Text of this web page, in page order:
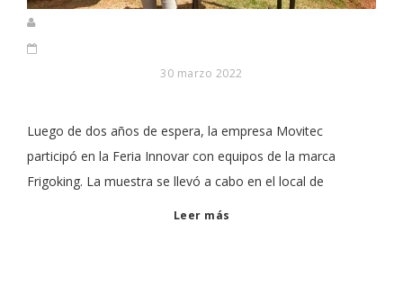
30 marzo 2022
Luego de dos años de espera, la empresa Movitec
participó en la Feria Innovar con equipos de la marca
Frigoking. La muestra se llevó a cabo en el local de
Leer más